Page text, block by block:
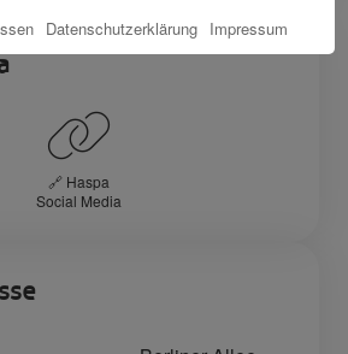
🔗 Haspa
Social Media
Datenschutzerklärung Impressum